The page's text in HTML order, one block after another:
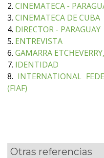
2. CINEMATECA -
3. CINEMATECA DE CUBA
4. DIRECTOR - PARAGUAY
5. ENTREVISTA
6. GAMARRA
7. IDENTIDAD
8. INTERNATIONAL
(FIAF)
Otras referencias